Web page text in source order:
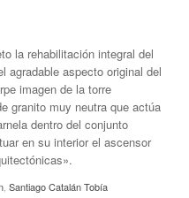
la rehabilitación integral del
agradable aspecto original del
imagen de la torre
granito muy neutra que actúa
dentro del conjunto
en su interior el ascensor
Santiago Catalán Tobía